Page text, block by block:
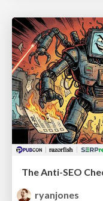
ryanjones